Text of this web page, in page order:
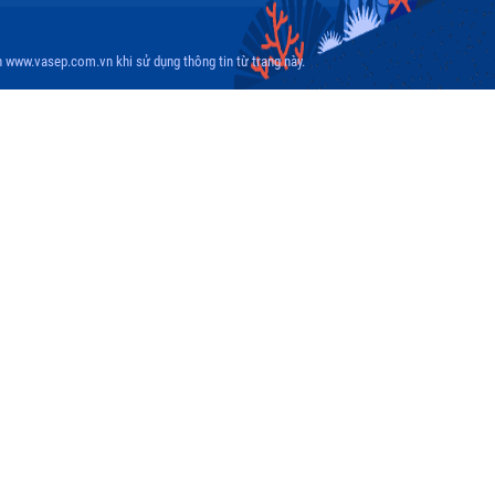
khi sử dụng thông tin từ trang này.